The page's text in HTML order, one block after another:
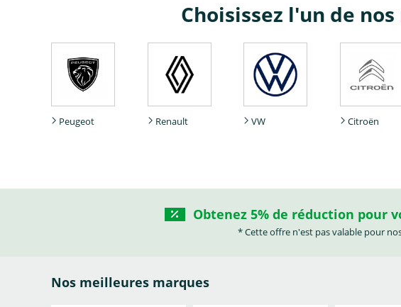
Choisissez l'un de
Peugeot Renault VW Citroën
Obtenez 5% de réduction pour
* Cette offre n'est pas valable pour
Nos meilleures marques